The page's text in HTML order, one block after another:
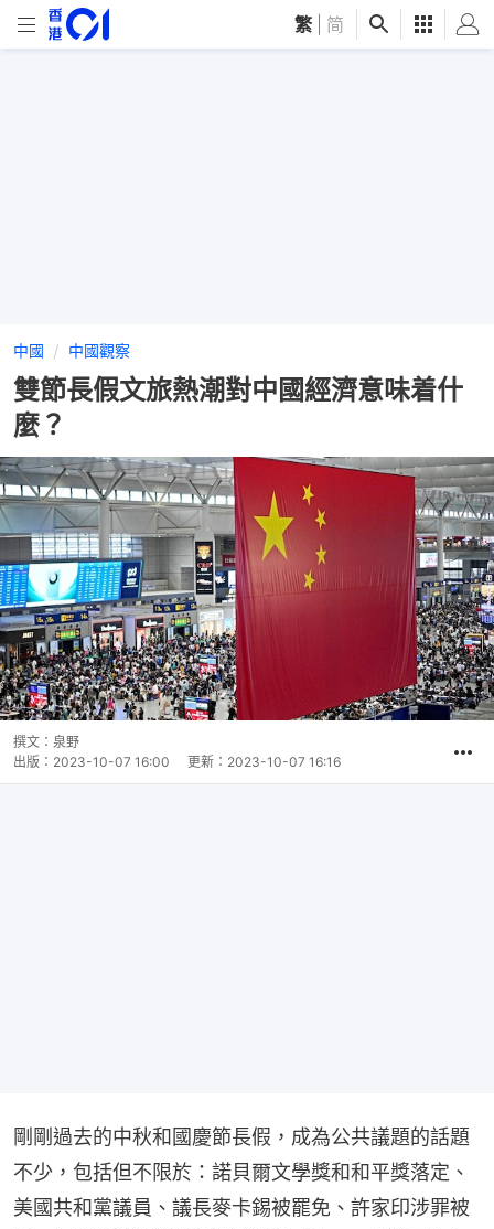
繁 简
中國 中國觀察
雙節長假文旅熱潮對中國經濟意味着什
麼？
撰文： 泉野
出版： 2023-10-07 16:00 更新： 2023-10-07 16:16
剛剛過去的中秋和國慶節長假，成為公共議題的話題
不少，包括但不限於：諾貝爾文學獎和和平獎落定、
美國共和黨議員、議長麥卡錫被罷免、許家印涉罪被